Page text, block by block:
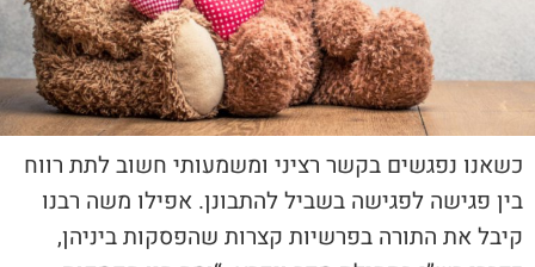
כשאנו נפגשים בקשר רציני ומשמעותי חשוב לתת רווח
בין פגישה לפגישה בשביל להתבונן. אפילו משה רבנו
קיבל את התורה בפרשיות קצרות שהפסקות ביניהן,